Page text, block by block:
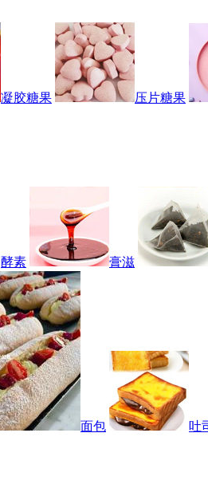
凝胶糖果 压片糖果
酵素 膏滋
面包 吐